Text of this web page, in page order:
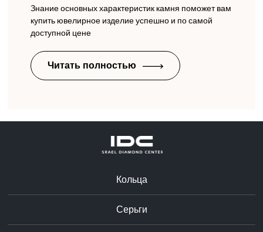
Знание основных характеристик камня поможет вам
купить ювелирное изделие успешно и по самой
доступной цене
Читать полностью
Кольца
Серьги